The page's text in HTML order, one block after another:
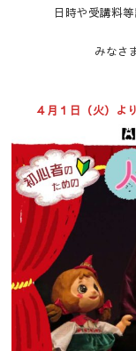
日時や受講料
みなさ
４月１日（火）よ